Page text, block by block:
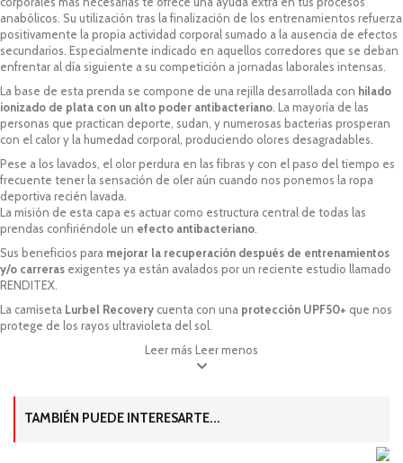
anabólicos. Su utilización tras la finalización de los entrenamientos refuerza
positivamente la propia actividad corporal sumado a la ausencia de efectos
secundarios. Especialmente indicado en aquellos corredores que se deban
enfrentar al día siguiente a su competición a jornadas laborales intensas.
La base de esta prenda se compone de una rejilla desarrollada con hilado
ionizado de plata con un alto poder antibacteriano . La mayoría de las
personas que practican deporte, sudan, y numerosas bacterias prosperan
con el calor y la humedad corporal, produciendo olores desagradables.
Pese a los lavados, el olor perdura en las fibras y con el paso del tiempo es
frecuente tener la sensación de oler aún cuando nos ponemos la ropa
deportiva recién lavada.
La misión de esta capa es actuar como estructura central de todas las
prendas confiriéndole un efecto antibacteriano
Sus beneficios para mejorar la recuperación después de entrenamientos
y/o carreras exigentes ya están avalados por un reciente estudio llamado
RENDITEX.
La camiseta Lurbel Recovery cuenta con una protección UPF50+ que nos
protege de los rayos ultravioleta del sol.
Leer más Leer menos
TAMBIÉN PUEDE INTERESARTE...